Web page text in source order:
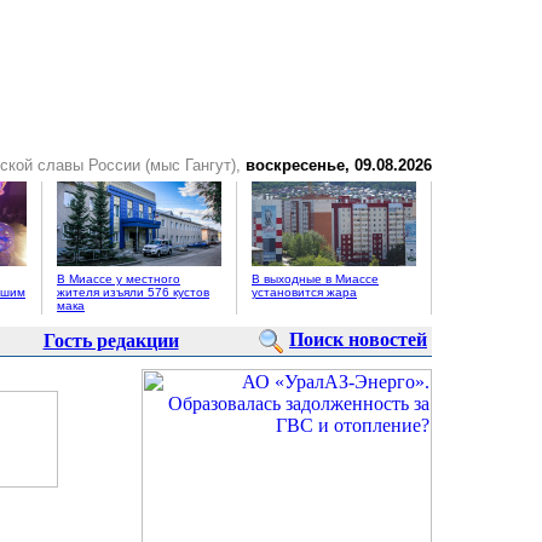
славы России (мыс Гангут), воскресенье, 09.08.2026
В Миассе у местного
жителя изъяли 576 кустов
мака
В выходные в Миассе
установится жара
Гость редакции Поиск новостей